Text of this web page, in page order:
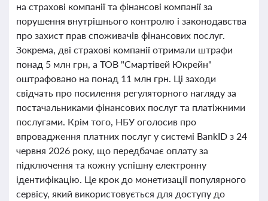
на страхові компанії та фінансові компанії за
порушення внутрішнього контролю і законодавства
про захист прав споживачів фінансових послуг.
Зокрема, дві страхові компанії отримали штрафи
понад 5 млн грн, а ТОВ "Смартівей Юкрейн"
оштрафовано на понад 11 млн грн. Ці заходи
свідчать про посилення регуляторного нагляду за
постачальниками фінансових послуг та платіжними
послугами. Крім того, НБУ оголосив про
впровадження платних послуг у системі BankID з 24
червня 2026 року, що передбачає оплату за
підключення та кожну успішну електронну
ідентифікацію. Це крок до монетизації популярного
сервісу, який використовується для доступу до